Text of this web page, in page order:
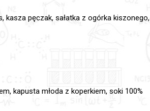
kasza pęczak, sałatka z ogórka kiszonego,
kapusta młoda z koperkiem, soki 100%